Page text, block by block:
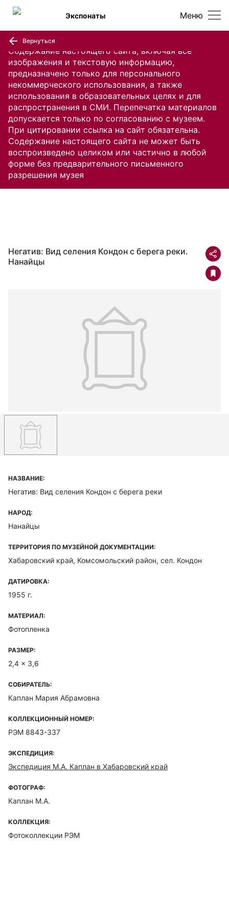
Содержание настоящего сайта, включая все
изображения и текстовую информацию,
предназначено только для персонального
некоммерческого использования, а также
использования в образовательных целях и для
распространения в СМИ. Перепечатка материалов
допускается только по согласованию с музеем.
При цитировании ссылка на сайт обязательна.
Содержание настоящего сайта не может быть
воспроизведено целиком или частично в любой
форме без предварительного письменного
разрешения музея
Меню
Экспонаты
Вернуться
Негатив: Вид селения Кондон с берега реки.
Нанайцы
НАЗВАНИЕ:
Негатив: Вид селения Кондон с берега реки
НАРОД:
Нанайцы
ТЕРРИТОРИЯ ПО МУЗЕЙНОЙ ДОКУМЕНТАЦИИ:
Хабаровский край, Комсомольский район, сел. Кондон
ДАТИРОВКА:
1955 г.
МАТЕРИАЛ:
Фотопленка
РАЗМЕР:
2,4 x 3,6
СОБИРАТЕЛЬ:
Каплан Мария Абрамовна
КОЛЛЕКЦИОННЫЙ НОМЕР:
РЭМ 8843-337
ЭКСПЕДИЦИЯ:
Экспедиция М.А. Каплан в Хабаровский край
ФОТОГРАФ:
Каплан М.А.
КОЛЛЕКЦИЯ:
Фотоколлекции РЭМ